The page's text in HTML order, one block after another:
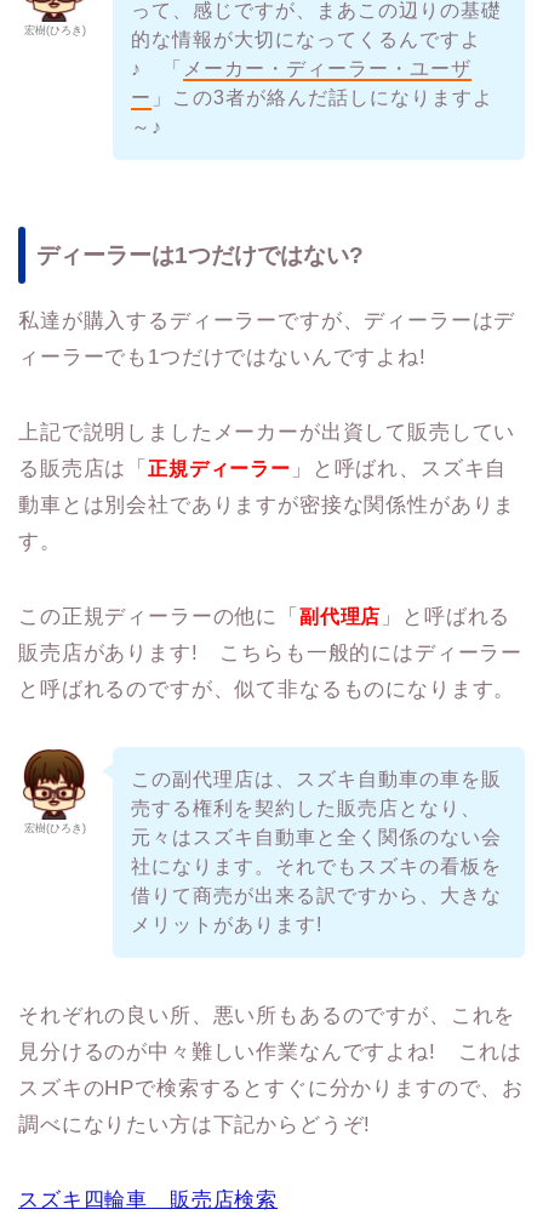
宏樹(ひろき)
って、感じですが、まあこの辺りの基礎
的な情報が大切になってくるんですよ
♪ 「
メーカー・ディーラー・ユーザ
ー 」この3者が絡んだ話しになりますよ
～♪
ディーラーは1つだけではない?
私達が購入するディーラーですが、ディーラーはデ
ィーラーでも1つだけではないんですよね!
上記で説明しましたメーカーが出資して販売してい
る販売店は「正規ディーラー 」と呼ばれ、スズキ自
動車とは別会社でありますが密接な関係性がありま
す。
この正規ディーラーの他に「 副代理店 」と呼ばれる
販売店があります! こちらも一般的にはディーラー
と呼ばれるのですが、似て非なるものになります。
宏樹(ひろき)
この副代理店は、スズキ自動車の車を販
売する権利を契約した販売店となり、
元々はスズキ自動車と全く関係のない会
社になります。それでもスズキの看板を
借りて商売が出来る訳ですから、大きな
メリットがあります!
それぞれの良い所、悪い所もあるのですが、これを
見分けるのが中々難しい作業なんですよね! これは
スズキのHPで検索するとすぐに分かりますので、お
調べになりたい方は下記からどうぞ!
スズキ四輪車 販売店検索